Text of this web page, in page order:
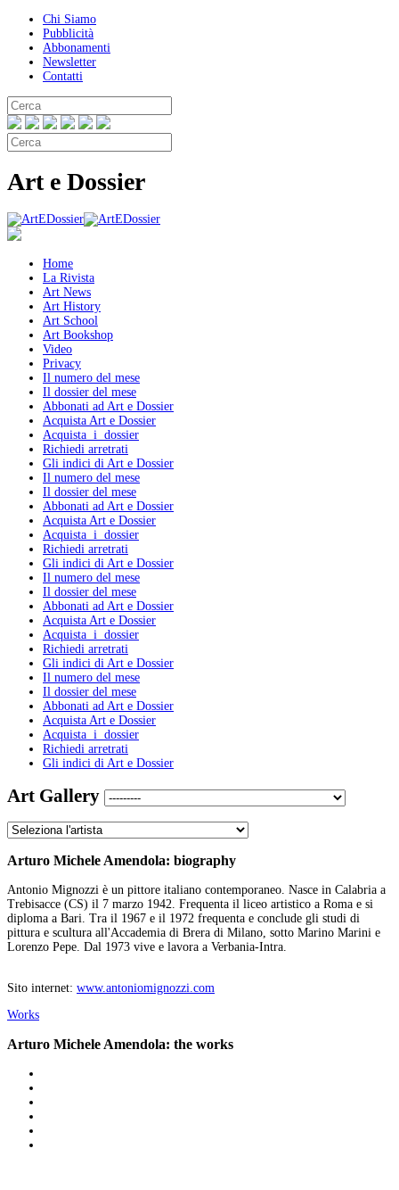
Chi Siamo
Pubblicità
Abbonamenti
Newsletter
Contatti
Art e Dossier
Home
La Rivista
Art News
Art History
Art School
Art Bookshop
Video
Privacy
Il numero del mese
Il dossier del mese
Abbonati ad Art e Dossier
Acquista Art e Dossier
Acquista i dossier
Richiedi arretrati
Gli indici di Art e Dossier
Il numero del mese
Il dossier del mese
Abbonati ad Art e Dossier
Acquista Art e Dossier
Acquista i dossier
Richiedi arretrati
Gli indici di Art e Dossier
Il numero del mese
Il dossier del mese
Abbonati ad Art e Dossier
Acquista Art e Dossier
Acquista i dossier
Richiedi arretrati
Gli indici di Art e Dossier
Il numero del mese
Il dossier del mese
Abbonati ad Art e Dossier
Acquista Art e Dossier
Acquista i dossier
Richiedi arretrati
Gli indici di Art e Dossier
Art Gallery
Arturo Michele Amendola: biography
Antonio Mignozzi è un pittore italiano contemporaneo. Nasce in Calabria a
Trebisacce (CS) il 7 marzo 1942. Frequenta il liceo artistico a Roma e si
diploma a Bari. Tra il 1967 e il 1972 frequenta e conclude gli studi di
pittura e scultura all'Accademia di Brera di Milano, sotto Marino Marini e
Lorenzo Pepe. Dal 1973 vive e lavora a Verbania-Intra.
Sito internet: www.antoniomignozzi.com
Works
Arturo Michele Amendola: the works